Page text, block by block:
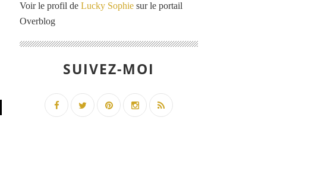
Voir le profil de Lucky Sophie sur le portail
Overblog
SUIVEZ-MOI